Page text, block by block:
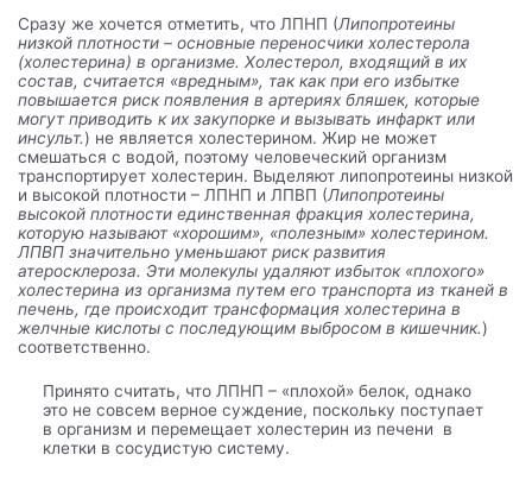
Сразу же хочется отметить, что ЛПНП (Липопротеины
низкой плотности – основные переносчики холестерола
(холестерина) в организме. Холестерол, входящий в их
состав, считается «вредным», так как при его избытке
повышается риск появления в артериях бляшек, которые
могут приводить к их закупорке и вызывать инфаркт или
инсульт.) не является холестерином. Жир не может
смешаться с водой, поэтому человеческий организм
транспортирует холестерин. Выделяют липопротеины низкой
и высокой плотности – ЛПНП и ЛПВП (Липопротеины
высокой плотности единственная фракция холестерина,
которую называют «хорошим», «полезным» холестерином.
ЛПВП значительно уменьшают риск развития
атеросклероза. Эти молекулы удаляют избыток «плохого»
холестерина из организма путем его транспорта из тканей в
печень, где происходит трансформация холестерина в
желчные кислоты с последующим выбросом в кишечник.)
соответственно.
Принято считать, что ЛПНП – «плохой» белок, однако
это не совсем верное суждение, поскольку поступает
в организм и перемещает холестерин из печени в
клетки в сосудистую систему.